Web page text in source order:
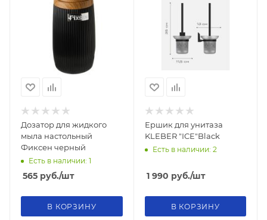
Дозатор для жидкого
мыла настольный
Фиксен черный
Есть в наличии: 1
565 руб./шт
В КОРЗИНУ
Ершик для унитаза
KLEBER "ICE"Black
Есть в наличии: 2
1 990 руб./шт
В КОРЗИНУ